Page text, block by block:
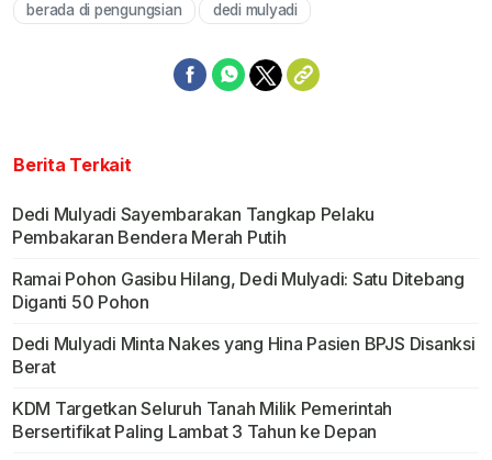
berada di pengungsian dedi mulyadi
Berita Terkait
Dedi Mulyadi Sayembarakan Tangkap Pelaku
Pembakaran Bendera Merah Putih
Ramai Pohon Gasibu Hilang, Dedi Mulyadi: Satu Ditebang
Diganti 50 Pohon
Dedi Mulyadi Minta Nakes yang Hina Pasien BPJS Disanksi
Berat
KDM Targetkan Seluruh Tanah Milik Pemerintah
Bersertifikat Paling Lambat 3 Tahun ke Depan